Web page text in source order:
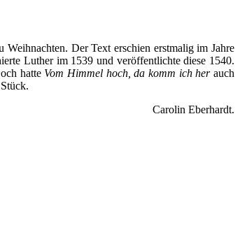
Der Text erschien erstmalig im Jahre
Luther im 1539 und veröffentlichte diese 1540.
hatte Vom Himmel hoch, da komm ich herauch
Carolin Eberhardt.